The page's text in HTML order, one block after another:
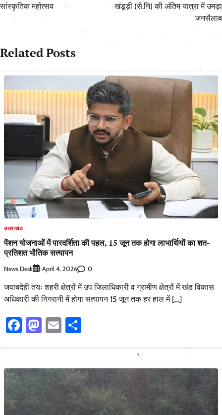
सांस्कृतिक महोत्सव
खंडूड़ी (से.नि) की अंतिम यात्रा में उमड़ा
जनसैलाब
Related Posts
उत्तराखंड
पेंशन योजनाओं में पारदर्शिता की पहल, 15 जून तक होगा लाभार्थियों का शत-
प्रतिशत भौतिक सत्यापन
News Desk April 4, 2026 0
जवाबदेही तयः शहरी क्षेत्रों में उप जिलाधिकारी व ग्रामीण क्षेत्रों में खंड विकास
अधिकारी की निगरानी में होगा सत्यापन 15 जून तक हर हाल में […]
Facebook
Mastodon
Email